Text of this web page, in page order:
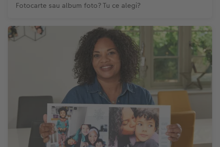
Fotocarte sau album foto? Tu ce alegi?